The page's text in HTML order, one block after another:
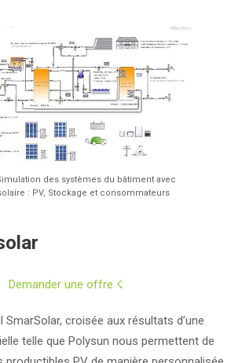
des systèmes du bâtiment avec
: PV, Stockage et consommateurs
Demander une offre ☇
SmarSolar, croisée aux résultats d’une
telle que Polysun nous permettent de